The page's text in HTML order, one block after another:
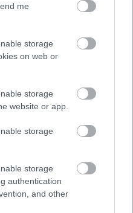
me
storage
on web or
storage
website or app.
storage
storage
authentication
and other
éljen a
Éljen a független
elnöke.
kövessen bennünket az